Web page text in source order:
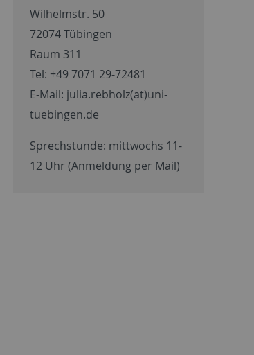
Wilhelmstr. 50
72074 Tübingen
Raum 311
Tel: +49 7071 29-72481
E-Mail: julia.rebholz(at)uni-
tuebingen.de
Sprechstunde: mittwochs 11-
12 Uhr (Anmeldung per Mail)